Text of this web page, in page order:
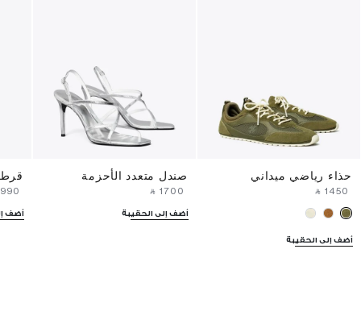
حذاء رياضي ميداني
‎ ⃁ ⁦1450⁩ ‎
أضف إلى الحقيبة
صندل متعدد الأحزمة
‎ ⃁ ⁦1700⁩ ‎
أضف إلى الحقيبة أضف